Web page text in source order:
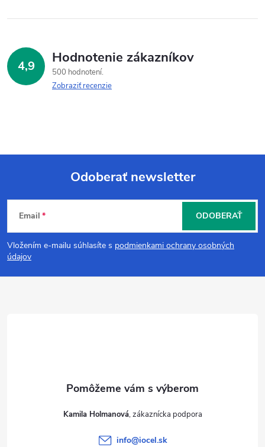
4,9 Hodnotenie zákazníkov
500 hodnotení
Zobraziť recenzie
Z
á
p
Odoberať newsletter
Email
Vložením e-mailu súhlasíte s podmienkami ochrany osobných
údajov
ODOBERAŤ
Kamila Holmanová
info@iocel.sk